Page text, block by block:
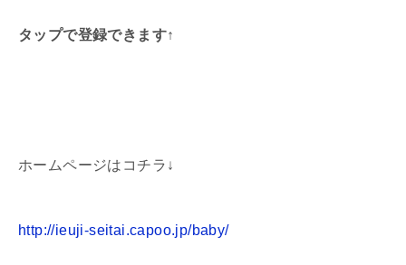
タップで登録できます↑
ホームページはコチラ↓
http://ieuji-seitai.capoo.jp/baby/